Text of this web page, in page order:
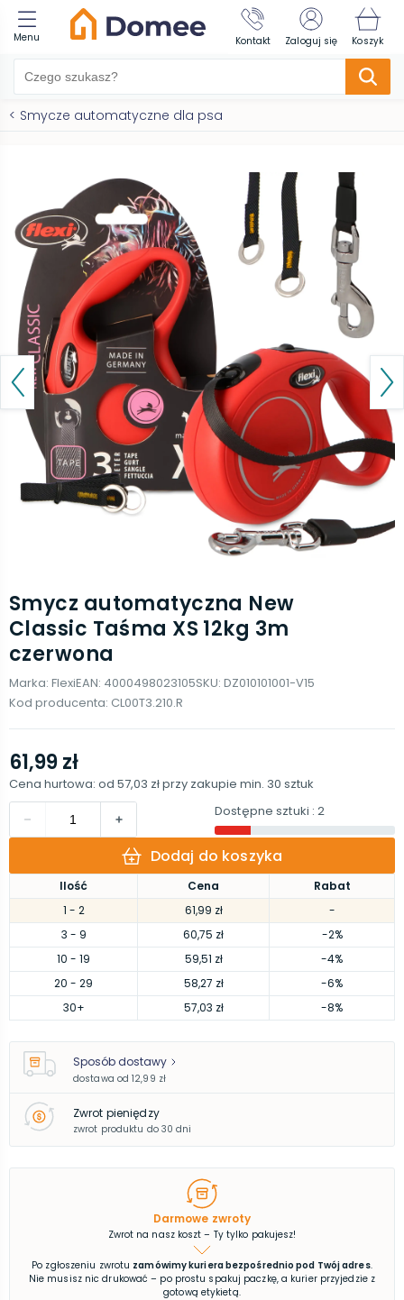
Menu Kontakt Zaloguj się Koszyk
< Smycze automatyczne dla psa
Smycz automatyczna New
Classic Taśma XS 12kg 3m
czerwona
Marka: FlexiEAN: 4000498023105SKU: DZ010101001-V15
Kod producenta: CL00T3.210.R
Ilość Cena
Rabat
1 - 2 61,99 zł
-
3 - 9 60,75 zł
-2%
10 - 19 59,51 zł
-4%
20 - 29 58,27 zł
-6%
30+ 57,03 zł -8%
61,99 zł
Cena hurtowa: od 57,03 złprzy zakupie min. 30 sztuk
Dostępne sztuki : 2
Dodaj do koszyka
Sposób dostawy
dostawa od 12,99 zł
Zwrot pieniędzy
zwrot produktu do 30 dni
Darmowe zwroty
Zwrot na nasz koszt – Ty tylko pakujesz!
Po zgłoszeniu zwrotu zamówimy kuriera bezpośrednio pod Twój adres.
Nie musisz nic drukować – po prostu spakuj paczkę, a kurier przyjedzie z
gotową etykietą.